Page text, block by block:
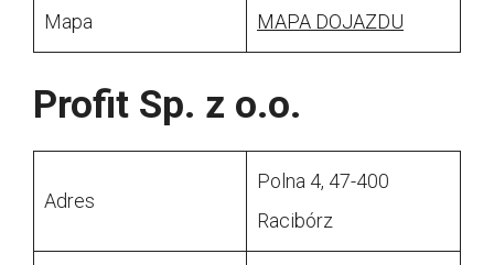
Mapa MAPA DOJAZDU
Profit Sp. z o.o.
Adres
Polna 4, 47-400
Racibórz